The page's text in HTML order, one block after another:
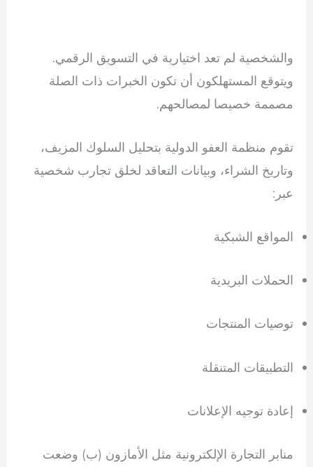
والشخصية لم تعد اختيارية في التسويق الرقمي.
ويتوقع المستهلكون أن تكون الخبرات ذات الصلة
مصممة خصيصا لمصالحهم.
تقوم منظمة العفو الدولية بتحليل السلوك المزيف،
وتاريخ الشراء، وبيانات التعاقد لخلق تجارب شخصية
عبر:
المواقع الشبكية
الحملات البريدية
توصيات المنتجات
التطبيقات المتنقلة
إعادة توجيه الإعلانات
منابر التجارة الإلكترونية مثل الأمازون (ب) وضعت